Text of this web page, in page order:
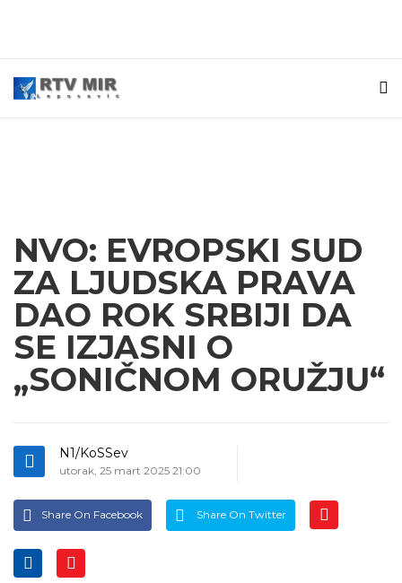
NVO: EVROPSKI SUD
ZA LJUDSKA PRAVA
DAO ROK SRBIJI DA
SE IZJASNI O
„SONIČNOM ORUŽJU“
N1/KoSSev
utorak, 25 mart 2025 21:00
Share On Facebook Share On Twitter